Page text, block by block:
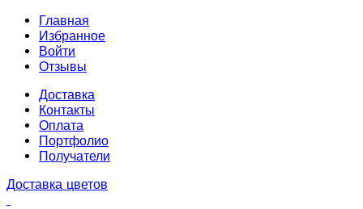
Главная
Избранное
Войти
Отзывы
Доставка
Контакты
Оплата
Портфолио
Получатели
Доставка цветов